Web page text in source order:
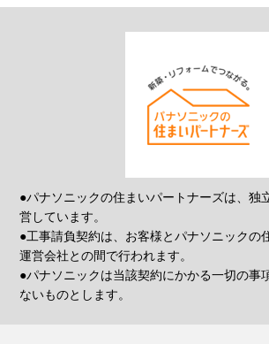
●パナソニックの住まいパートナーズは、独
営しています。
●工事請負契約は、お客様とパナソニックの
運営会社との間で行われます。
●パナソニックは当該契約にかかる一切の事
ないものとします。